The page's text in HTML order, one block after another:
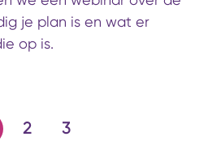
je plan is en wat er
op is.
2 3